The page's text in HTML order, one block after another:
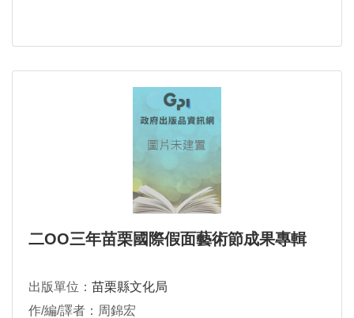
二OO三年苗栗國際假面藝術節成果專輯
出版單位： 苗栗縣文化局
作/編/譯者：周錦宏